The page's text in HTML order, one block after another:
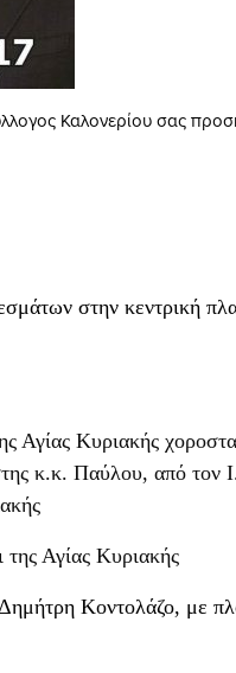
Καλονερίου σας
στην κεντρική
Αγίας Κυριακής
κ.κ. Παύλου, από τον
Αγίας Κυριακής
Κοντολάζο, με